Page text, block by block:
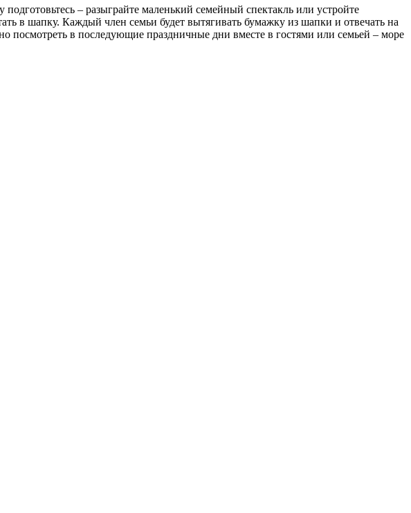
– разыграйте маленький семейный спектакль или устройте
в шапку. Каждый член семьи будет вытягивать бумажку из шапки и отвечать на
в последующие праздничные дни вместе в гостями или семьей – море